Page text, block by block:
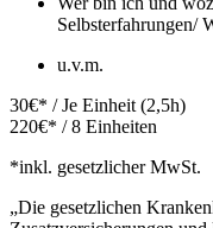
Selbsterfahrungen/
u.v.m.
30€* / Je Einheit (2,5h)
220€* / 8 Einheiten
*inkl. gesetzlicher MwSt.
„Die gesetzlichen